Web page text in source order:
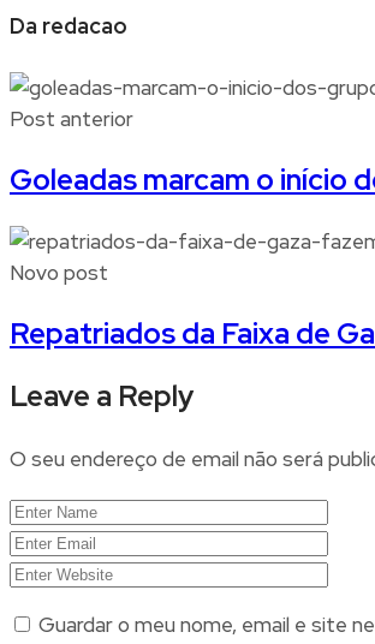
Da redacao
Post anterior
Goleadas marcam o início
Novo post
Repatriados da Faixa de
Leave a Reply
O seu endereço de email não será
Guardar o meu nome, email e site